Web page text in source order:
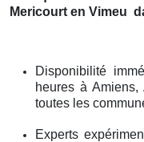
Mericourt en Vimeu
Disponibilité
heures à
toutes les
Experts